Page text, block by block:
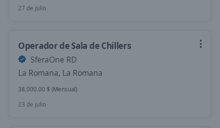
27 de julio
Operador de Sala de Chillers
SferaOne RD
La Romana, La Romana
38,000.00 $ (Mensual)
23 de julio